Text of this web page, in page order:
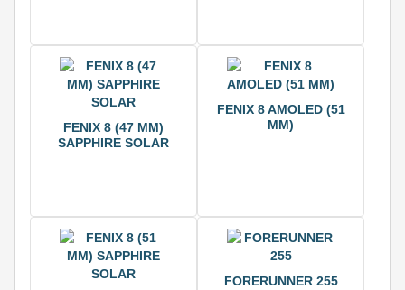
FENIX 8 (47 ММ)
SAPPHIRE SOLAR
FENIX 8 AMOLED (51
ММ)
FORERUNNER 255